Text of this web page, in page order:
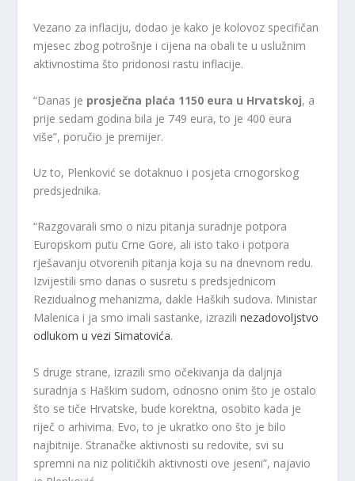
Vezano za inflaciju, dodao je kako je kolovoz specifičan
mjesec zbog potrošnje i cijena na obali te u uslužnim
aktivnostima što pridonosi rastu inflacije.
“Danas je prosječna plaća 1150 eura u Hrvatskoj, a
prije sedam godina bila je 749 eura, to je 400 eura
više”, poručio je premijer.
Uz to, Plenković se dotaknuo i posjeta crnogorskog
predsjednika.
“Razgovarali smo o nizu pitanja suradnje potpora
Europskom putu Crne Gore, ali isto tako i potpora
rješavanju otvorenih pitanja koja su na dnevnom redu.
Izvijestili smo danas o susretu s predsjednicom
Rezidualnog mehanizma, dakle Haških sudova. Ministar
Malenica i ja smo imali sastanke, izrazilinezadovoljstvo
odlukom u vezi Simatovića.
S druge strane, izrazili smo očekivanja da daljnja
suradnja s Haškim sudom, odnosno onim što je ostalo
što se tiče Hrvatske, bude korektna, osobito kada je
riječ o arhivima. Evo, to je ukratko ono što je bilo
najbitnije. Stranačke aktivnosti su redovite, svi su
spremni na niz političkih aktivnosti ove jeseni”, najavio